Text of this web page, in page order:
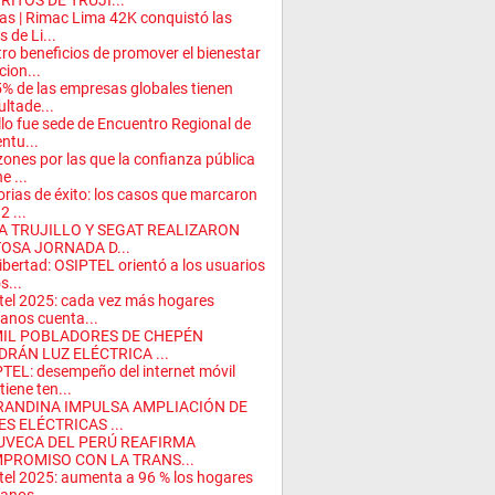
| Rimac Lima 42K conquistó las
de Li...
beneficios de promover el bienestar
de las empresas globales tienen
fue sede de Encuentro Regional de
por las que la confianza pública
...
de éxito: los casos que marcaron
...
TRUJILLO Y SEGAT REALIZARON
JORNADA D...
OSIPTEL orientó a los usuarios
2025: cada vez más hogares
cuenta...
POBLADORES DE CHEPÉN
LUZ ELÉCTRICA ...
desempeño del internet móvil
ten...
IMPULSA AMPLIACIÓN DE
ELÉCTRICAS ...
DEL PERÚ REAFIRMA
CON LA TRANS...
2025: aumenta a 96 % los hogares